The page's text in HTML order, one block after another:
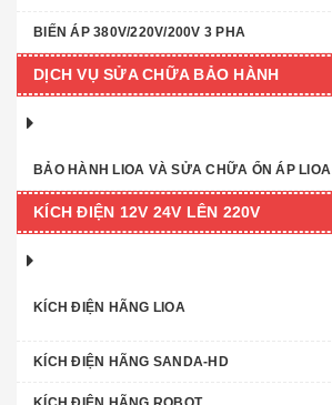
BIẾN ÁP 380V/220V/200V 3 PHA
DỊCH VỤ SỬA CHỮA BẢO HÀNH
BẢO HÀNH LIOA VÀ SỬA CHỮA ỔN ÁP LIOA
KÍCH ĐIỆN 12V 24V LÊN 220V
KÍCH ĐIỆN HÃNG LIOA
KÍCH ĐIỆN HÃNG SANDA-HD